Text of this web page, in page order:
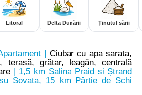
Litoral Delta Dunării Ținutul sării
| Ciubar cu apa sarata,
terasă, grătar, leagăn, centrală
| 1,5 km Salina Praid și Ștrand
Sovata, 15 km Pârtie de Schi